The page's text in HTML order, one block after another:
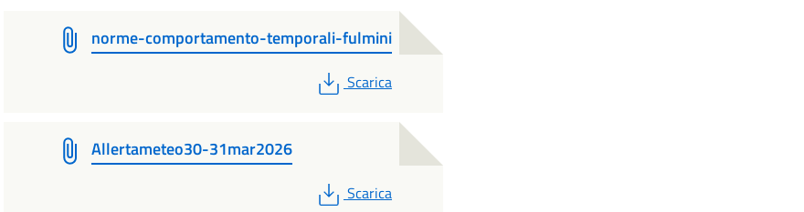
norme-comportamento-temporali-fulmini
PDF
Scarica
Allertameteo30-31mar2026
PDF
Scarica